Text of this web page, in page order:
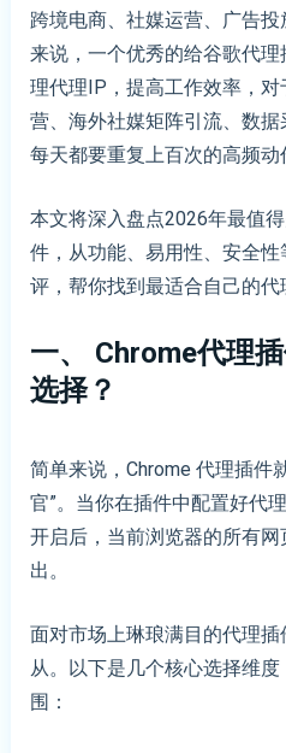
跨境电商、社媒运营、广告
来说，一个优秀的给谷歌代
理代理IP，提高工作效率，
营、海外社媒矩阵引流、数
每天都要重复上百次的高频动
本文将深入盘点2026年最值
件，从功能、易用性、安全
评，帮你找到最适合自己的代
一、 Chrome代理
选择？
简单来说，Chrome 代理插件
官”。当你在插件中配置好代
开启后，当前浏览器的所有
出。
面对市场上琳琅满目的代理
从。以下是几个核心选择维
围：